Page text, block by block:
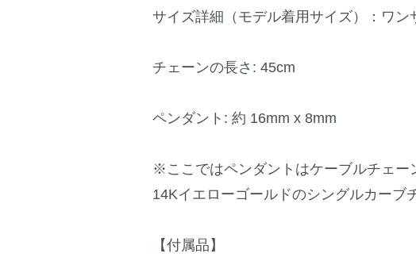
サイズ詳細（モデル着用サイズ）：ワン
チェーンの長さ: 45cm
ペンダント: 約 16mm x 8mm
※ここではペンダントはケーブルチェー
14Kイエローゴールドのシングルカーブ
【付属品】